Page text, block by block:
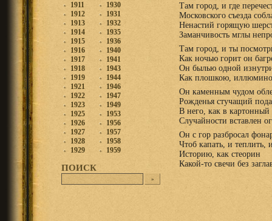
1911
1912
1913
1914
1915
1916
1917
1918
1919
1921
1922
1923
1925
1926
1927
1928
1929
1930
1931
1932
1935
1936
1940
1941
1943
1944
1946
1947
1949
1953
1956
1957
1958
1959
ПОИСК
Там город, и где
Московского съезда
Ненастий горящую
Заманчивость мглы
Там город, и ты
Как ночью горит он
Он былью одной
Как плошкою,
Он каменным чудом
Рожденья стучащий
В него, как в картонный
Случайности вставлен
Он с гор разбросал
Чтоб капать, и теплить,
Историю, как стеорин
Какой-то свечи без